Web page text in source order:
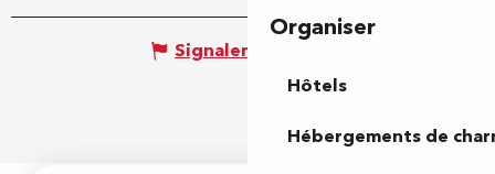
Organiser
Hôtels
Hébergements de
Signaler une erreur